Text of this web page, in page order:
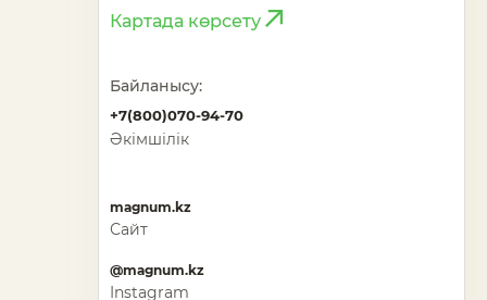
Картада көрсету
Байланысу:
+7(800)070-94-70
Әкімшілік
magnum.kz
Сайт
@magnum.kz
Instagram